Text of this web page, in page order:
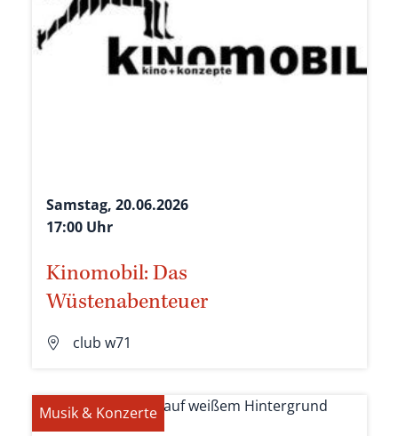
Samstag, 20.06.2026
17:00 Uhr
Kinomobil: Das
Wüstenabenteuer
club w71
Musik & Konzerte